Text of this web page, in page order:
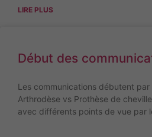
LIRE PLUS
Début des
Les communications débutent
Arthrodèse vs Prothèse de
avec différents points de vue par